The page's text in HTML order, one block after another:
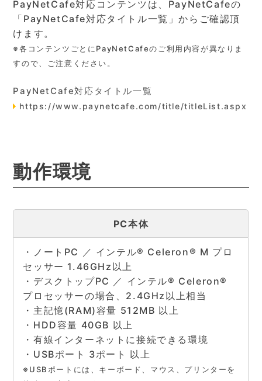
PayNetCafe対応コンテンツは、PayNetCafeの
「PayNetCafe対応タイトル一覧」からご確認頂
けます。
※各コンテンツごとにPayNetCafeのご利用内容が異なりま
すので、ご注意ください。
PayNetCafe対応タイトル一覧
https://www.paynetcafe.com/title/titleList.aspx
動作環境
PC本体
・ノートPC ／ インテル® Celeron® M プロ
セッサー 1.46GHz以上
・デスクトップPC ／ インテル® Celeron®
プロセッサーの場合、2.4GHz以上相当
・主記憶(RAM)容量 512MB 以上
・HDD容量 40GB 以上
・有線インターネットに接続できる環境
・USBポート 3ポート 以上
※USBポートには、キーボード、マウス、プリンターを